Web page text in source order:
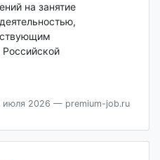
на занятие
июля 2026 — premium-job.ru